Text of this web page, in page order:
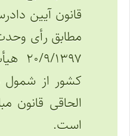
۲۰/
الحاقی قانون
است.